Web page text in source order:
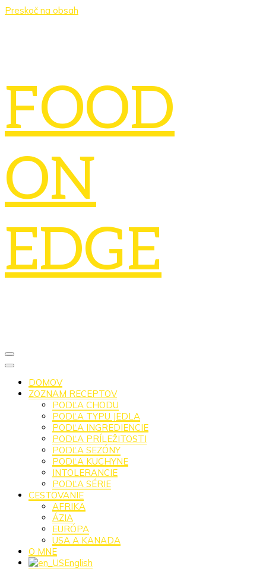
Preskoč na obsah
FOOD
ON
EDGE
DOMOV
ZOZNAM RECEPTOV
PODĽA CHODU
PODĽA TYPU JEDLA
PODĽA INGREDIENCIE
PODĽA PRÍLEŽITOSTI
PODĽA SEZÓNY
PODĽA KUCHYNE
INTOLERANCIE
PODĽA SÉRIE
CESTOVANIE
AFRIKA
ÁZIA
EURÓPA
USA A KANADA
O MNE
English